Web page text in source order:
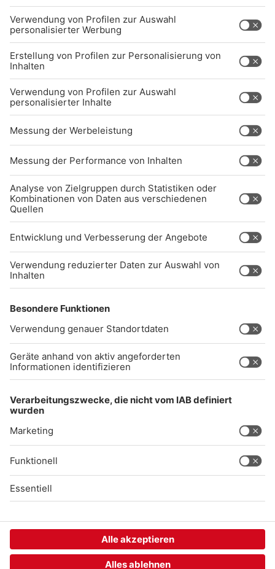
BARRIEREFREIHEIT: WIR ARBEITEN DERZEIT
AKTIV DARAN, UNSERE WEBSITE
BARRIEREFREI ZU GESTALTEN - GEMÄSS D
EN ANFORDERUNGEN DES B
ARRIEREFREIHEITSSTÄRKUNGSGESETZES. W
ENN SIE AUF BARRIEREN STOSSEN ODER UN
NTAKTIEREN SIE UNS GERNE.
Studio-Hotline
(089) 38 38 38 38
info@radiogong.de
Impressum
Audiothek
Unexpected Application Error!
crypto.randomUUID is not a function
TypeError: crypto.randomUUID is not a function
at https://chat-embed.branchly.io/assets/
at https://chat-embed.branchly.io/assets/
at dL (https://chat-embed.branchly.io/assets/
at https://chat-embed.branchly.io/assets/
at https://chat-embed.branchly.io/assets/